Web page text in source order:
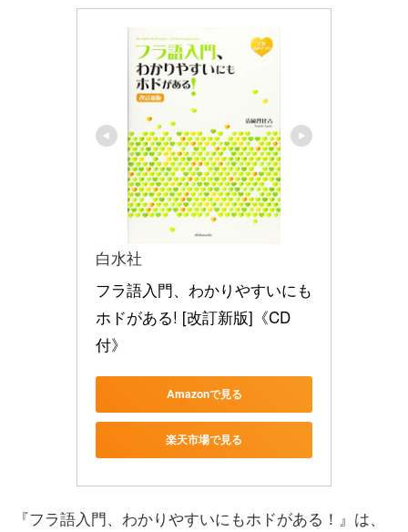
白水社
フラ語入門、わかりやすいにも
ホドがある! [改訂新版]《CD
付》
Amazonで見る
楽天市場で見る
『フラ語入門、わかりやすいにもホドがある！』は、